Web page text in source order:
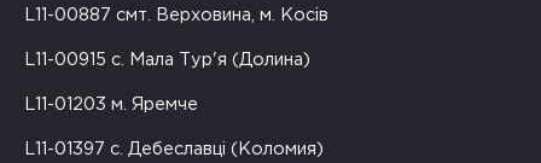
L11-00887 смт. Верховина, м. Косів
L11-00915 с. Мала Тур'я (Долина)
L11-01203 м. Яремче
L11-01397 с. Дебеславці (Коломия)